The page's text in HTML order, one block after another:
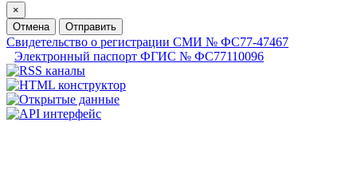
×
Отмена
Отправить
Свидетельство о регистрации СМИ № ФС77-47467
Электронный паспорт ФГИС № ФС77110096